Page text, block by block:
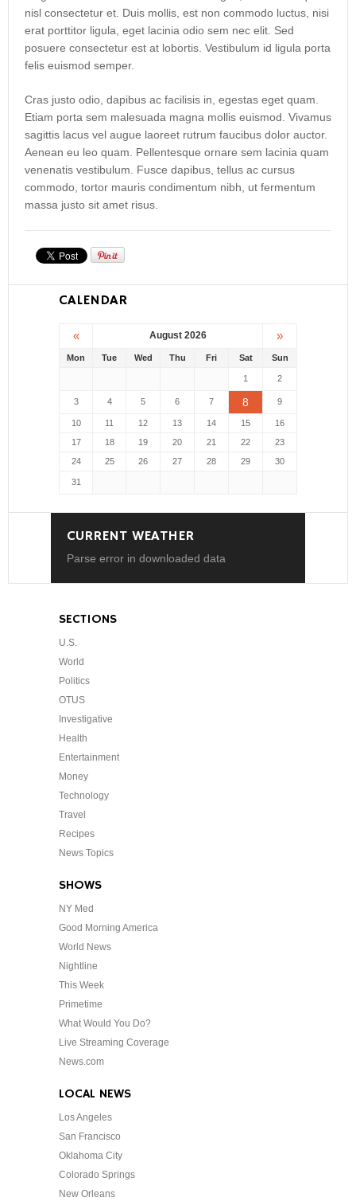
nisl consectetur et. Duis mollis, est non commodo luctus, nisi
erat porttitor ligula, eget lacinia odio sem nec elit. Sed
posuere consectetur est at lobortis. Vestibulum id ligula porta
felis euismod semper.
Cras justo odio, dapibus ac facilisis in, egestas eget quam.
Etiam porta sem malesuada magna mollis euismod. Vivamus
sagittis lacus vel augue laoreet rutrum faucibus dolor auctor.
Aenean eu leo quam. Pellentesque ornare sem lacinia quam
venenatis vestibulum. Fusce dapibus, tellus ac cursus
commodo, tortor mauris condimentum nibh, ut fermentum
massa justo sit amet risus.
CALENDAR
« August 2026 »
Mon Tue Wed Thu Fri Sat Sun
1 2
3 4 5 6 7 8 9
10 11 12 13 14 15
16
17
18 19 20 21 22
23
24
25 26 27 28 29 30
31
CURRENT WEATHER
Parse error in downloaded data
SECTIONS
U.S.
World
Politics
OTUS
Investigative
Health
Entertainment
Money
Technology
Travel
Recipes
News Topics
SHOWS
NY Med
Good Morning America
World News
Nightline
This Week
Primetime
What Would You Do?
Live Streaming Coverage
News.com
LOCAL NEWS
Los Angeles
San Francisco
Oklahoma City
Colorado Springs
New Orleans